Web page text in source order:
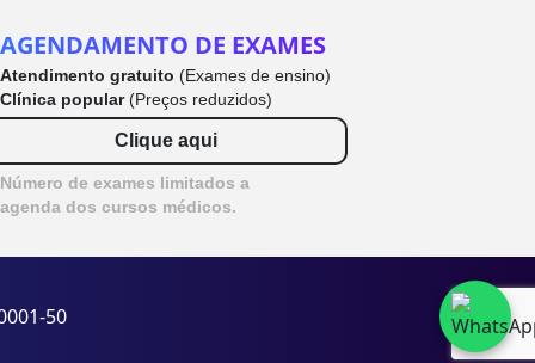
AGENDAMENTO DE EXAMES
Atendimento gratuito (Exames de ensino)
Clínica popular(Preços reduzidos)
Clique aqui
Número de exames limitados a
agenda dos cursos médicos.
50